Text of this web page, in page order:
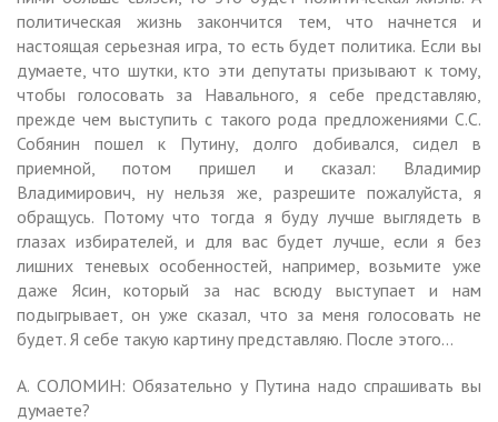
политическая жизнь закончится тем, что начнется и
настоящая серьезная игра, то есть будет политика. Если вы
думаете, что шутки, кто эти депутаты призывают к тому,
чтобы голосовать за Навального, я себе представляю,
прежде чем выступить с такого рода предложениями С.С.
Собянин пошел к Путину, долго добивался, сидел в
приемной, потом пришел и сказал: Владимир
Владимирович, ну нельзя же, разрешите пожалуйста, я
обращусь. Потому что тогда я буду лучше выглядеть в
глазах избирателей, и для вас будет лучше, если я без
лишних теневых особенностей, например, возьмите уже
даже Ясин, который за нас всюду выступает и нам
подыгрывает, он уже сказал, что за меня голосовать не
будет. Я себе такую картину представляю. После этого…
А. СОЛОМИН: Обязательно у Путина надо спрашивать вы
думаете?